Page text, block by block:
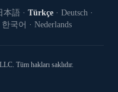
本語 · Türkçe · Deutsch ·
한국어 · Nederlands
Tüm hakları saklıdır.